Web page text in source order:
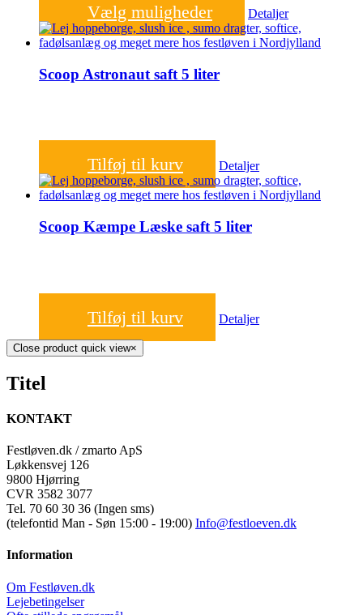
Vælg muligheder Detaljer
Scoop Astronaut saft 5 liter
Tilføj til kurv Detaljer
Scoop Kæmpe Læske saft 5 liter
Tilføj til kurv Detaljer
Close product quick view×
Titel
KONTAKT
Festløven.dk / zmarto ApS
Løkkensvej 126
9800 Hjørring
CVR 3582 3077
Tel. 70 60 30 36 (Ingen sms)
(telefontid Man - Søn 15:00 - 19:00) Info@festloeven.dk
Information
Om Festløven.dk
Lejebetingelser